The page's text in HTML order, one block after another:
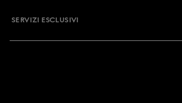
SERVIZI ESCLUSIVI